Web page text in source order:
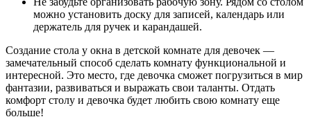
можно установить доску для записей, календарь или
держатель для ручек и карандашей.
Создание стола у окна в детской комнате для девочек —
замечательный способ сделать комнату функциональной и
интересной. Это место, где девочка сможет погрузиться в мир
фантазии, развиваться и выражать свои таланты. Отдать
комфорт столу и девочка будет любить свою комнату еще
больше!